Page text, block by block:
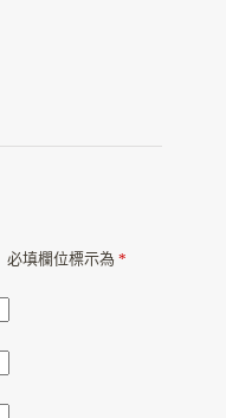
必填欄位標示為 *